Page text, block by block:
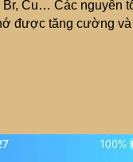
Br, Cu… Các nguyên
được tăng cường và